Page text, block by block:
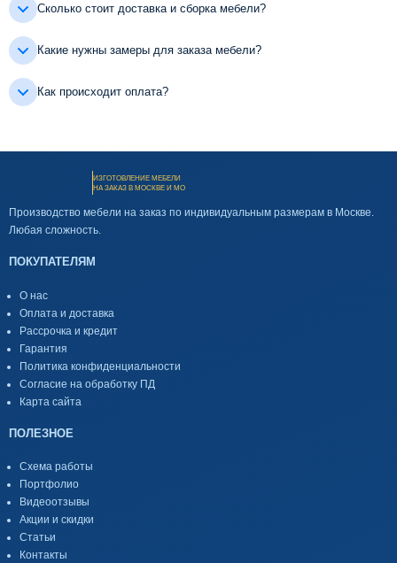
Сколько стоит доставка и сборка мебели?
Какие нужны замеры для заказа мебели?
Как происходит оплата?
ИЗГОТОВЛЕНИЕ МЕБЕЛИ
НА ЗАКАЗ В МОСКВЕ И МО
Производство мебели на заказ по индивидуальным размерам в Москве.
Любая сложность.
ПОКУПАТЕЛЯМ
О нас
Оплата и доставка
Рассрочка и кредит
Гарантия
Политика конфиденциальности
Согласие на обработку ПД
Карта сайта
ПОЛЕЗНОЕ
Схема работы
Портфолио
Видеоотзывы
Акции и скидки
Статьи
Контакты